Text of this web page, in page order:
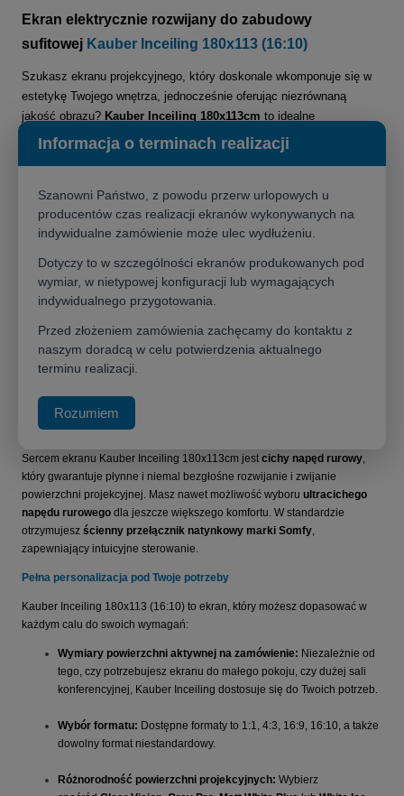
Ekran elektrycznie rozwijany do zabudowy
sufitowej Kauber Inceiling 180x113 (16:10)
Szukasz ekranu projekcyjnego, który doskonale wkomponuje się w
estetykę Twojego wnętrza, jednocześnie oferując niezrównaną
jakość obrazu? Kauber Inceiling 180x113cm to idealne
rozwiązanie! Ten
elektryczny ekran projekcyjny do zabudowy w
suficie podwieszanym
to kwintesencja dyskrecji i nowoczesnej
profesjonalnej przestrzeni.
Dyskrecja i elegancja w jednym
Główną zaletą ekranu Kauber Inceiling 180x113cm jest jego
całkowite
ukrycie w suficie podwieszanym po zwinięciu. Dzięki temu, gdy nie jest
używany, pozostaje niewidoczny, a jedynym elementem, który wskazuje
na jego obecność, jest estetyczna maskownica. To sprawia, że ekran
Inceiling jest idealnym wyborem dla osób ceniących minimalistyczny
design i porządek. Standardowaaluminiowa, anodowana obudowa w
kolorze białymperfekcyjnie wtapia się w większość wnętrz, ale
indywidualnych preferencji.
Innowacyjna technologia dla komfortu użytkowania
Sercem ekranu Kauber Inceiling 180x113cm jest cichy napęd rurowy,
który gwarantuje płynne i niemal bezgłośne rozwijanie i zwijanie
powierzchni projekcyjnej. Masz nawet możliwość wyboru ultracichego
napędu rurowego dla jeszcze większego komfortu. W standardzie
otrzymujesz ścienny przełącznik natynkowy marki Somfy,
zapewniający intuicyjne sterowanie.
Pełna personalizacja pod Twoje potrzeby
Kauber Inceiling 180x113 (16:10) to ekran, który możesz dopasować w
każdym calu do swoich wymagań:
Wymiary powierzchni aktywnej na zamówienie: Niezależnie od
tego, czy potrzebujesz ekranu do małego pokoju, czy dużej sali
konferencyjnej, Kauber Inceiling dostosuje się do Twoich potrzeb.
Wybór formatu: Dostępne formaty to 1:1, 4:3, 16:9, 16:10, a także
dowolny format niestandardowy.
Różnorodność powierzchni projekcyjnych: Wybierz
Informacja o terminach realizacji
Szanowni Państwo, z powodu przerw urlopowych u
producentów czas realizacji ekranów wykonywanych na
indywidualne zamówienie może ulec wydłużeniu.
Dotyczy to w szczególności ekranów produkowanych pod
wymiar, w nietypowej konfiguracji lub wymagających
indywidualnego przygotowania.
Przed złożeniem zamówienia zachęcamy do kontaktu z
naszym doradcą w celu potwierdzenia aktualnego
terminu realizacji.
Rozumiem